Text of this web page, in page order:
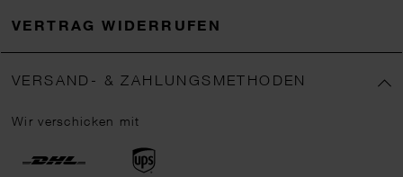
VERTRAG WIDERRUFEN
VERSAND- & ZAHLUNGSMETHODEN
Wir verschicken mit